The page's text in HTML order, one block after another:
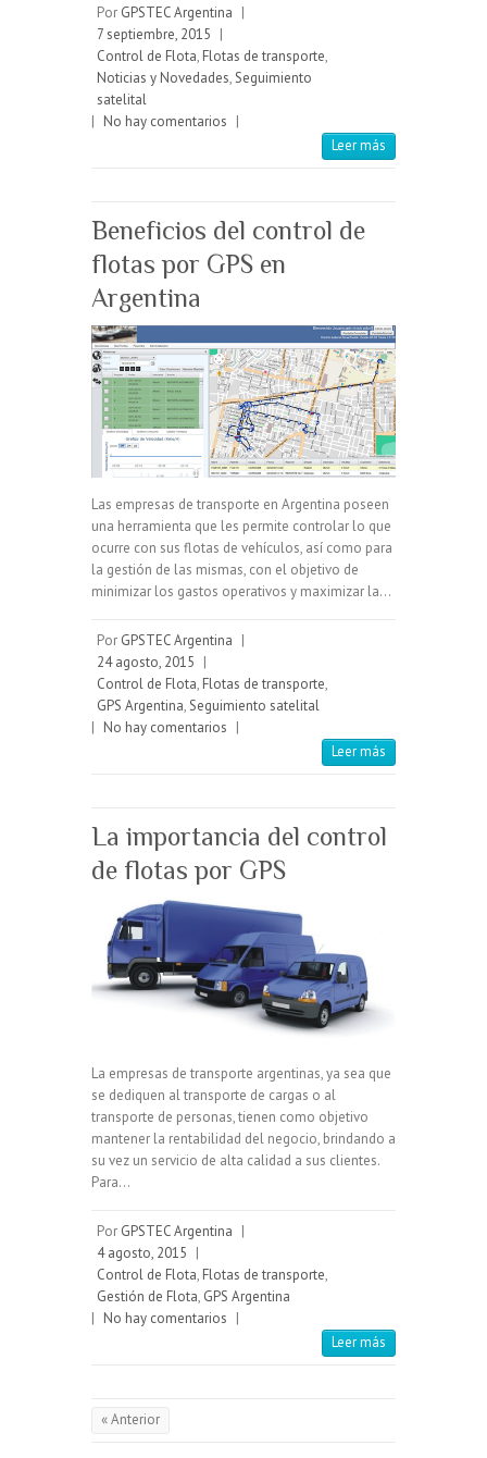
Por GPSTEC Argentina |
7 septiembre, 2015 |
Control de Flota, Flotas de transporte,
Noticias y Novedades,Seguimiento
satelital
| No hay comentarios |
Leer más
Beneficios del control de
flotas por GPS en
Argentina
Las empresas de transporte en Argentina poseen
una herramienta que les permite controlar lo que
ocurre con sus flotas de vehículos, así como para
la gestión de las mismas, con el objetivo de
minimizar los gastos operativos y maximizar la…
Por GPSTEC Argentina |
24 agosto, 2015 |
Control de Flota, Flotas de transporte,
GPS Argentina,Seguimiento satelital
| No hay comentarios |
Leer más
La importancia del control
de flotas por GPS
La empresas de transporte argentinas, ya sea que
se dediquen al transporte de cargas o al
transporte de personas, tienen como objetivo
mantener la rentabilidad del negocio, brindando a
su vez un servicio de alta calidad a sus clientes.
Para…
Por GPSTEC Argentina |
4 agosto, 2015 |
Control de Flota, Flotas de transporte,
Gestión de Flota, GPS Argentina
| No hay comentarios |
Leer más
« Anterior